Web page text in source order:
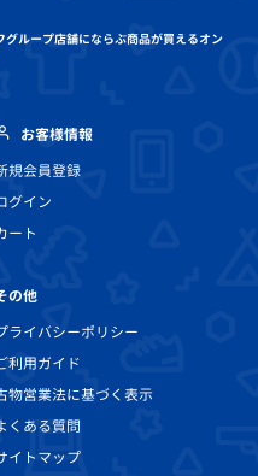
グループ店舗にならぶ商品が買えるオン
お客様情報
規会員登録
グイン
ート
の他
ライバシーポリシー
利用ガイド
物営業法に基づく表示
くある質問
イトマップ